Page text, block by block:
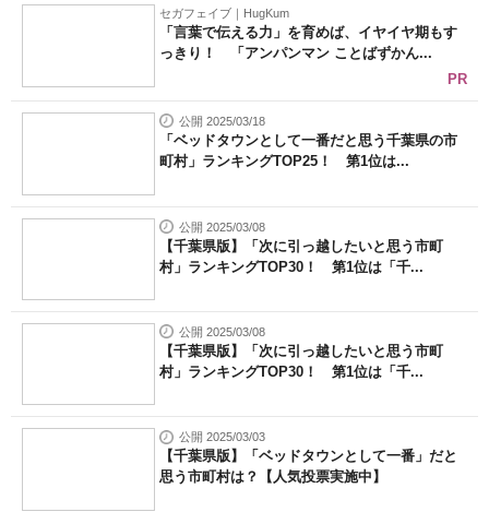
セガフェイブ｜HugKum
「言葉で伝える力」を育めば、イヤイヤ期もす
っきり！ 「アンパンマン ことばずかん...
PR
公開 2025/03/18
「ベッドタウンとして一番だと思う千葉県の市
町村」ランキングTOP25！ 第1位は...
公開 2025/03/08
【千葉県版】「次に引っ越したいと思う市町
村」ランキングTOP30！ 第1位は「千...
公開 2025/03/08
【千葉県版】「次に引っ越したいと思う市町
村」ランキングTOP30！ 第1位は「千...
公開 2025/03/03
【千葉県版】「ベッドタウンとして一番」だと
思う市町村は？【人気投票実施中】